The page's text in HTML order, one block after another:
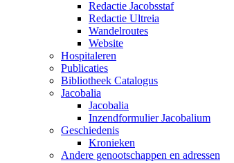
Redactie Jacobsstaf
Redactie Ultreia
Wandelroutes
Website
Hospitaleren
Publicaties
Bibliotheek Catalogus
Jacobalia
Jacobalia
Inzendformulier Jacobalium
Geschiedenis
Kronieken
Andere genootschappen en adressen